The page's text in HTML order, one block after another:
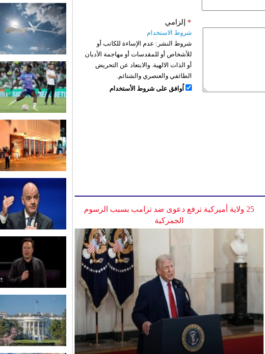
إلزامي *
شروط الاستخدام
شروط النشر: عدم الإساءة للكاتب أو
للأشخاص أو للمقدسات أو مهاجمة الأديان
أو الذات الالهية. والابتعاد عن التحريض
الطائفي والعنصري والشتائم.
اُوافق على شروط الأستخدام
25 ولاية أميركية ترفع دعوى ضد ترامب بسبب الرسوم
الجمركية